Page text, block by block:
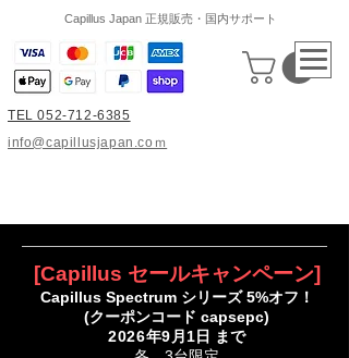
Capillus Japan 正規販売・国内サポート
info@capillusjapan.coｍ
TEL 052-712-6385
[Capillus セールキャンペーン]
Capillus Spectrum シリーズ 5%オフ！
(クーポンコード capsepc)
2026年9 月1日 まで